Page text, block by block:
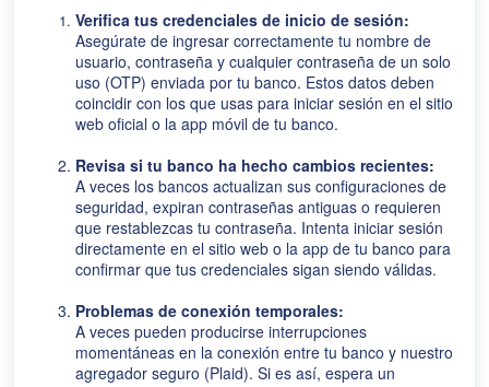
Verifica tus credenciales de inicio de sesión:
Asegúrate de ingresar correctamente tu nombre de
usuario, contraseña y cualquier contraseña de un solo
uso (OTP) enviada por tu banco. Estos datos deben
coincidir con los que usas para iniciar sesión en el sitio
web oficial o la app móvil de tu banco.
Revisa si tu banco ha hecho cambios recientes:
A veces los bancos actualizan sus configuraciones de
seguridad, expiran contraseñas antiguas o requieren
que restablezcas tu contraseña. Intenta iniciar sesión
directamente en el sitio web o la app de tu banco para
confirmar que tus credenciales sigan siendo válidas.
Problemas de conexión temporales:
A veces pueden producirse interrupciones
momentáneas en la conexión entre tu banco y nuestro
agregador seguro (Plaid). Si es así, espera un